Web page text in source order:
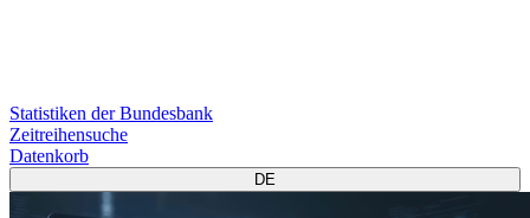
Statistiken der Bundesbank
Zeitreihensuche
Datenkorb
DE